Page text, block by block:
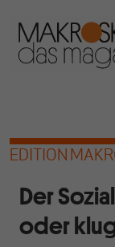
EDITION
Der
oder